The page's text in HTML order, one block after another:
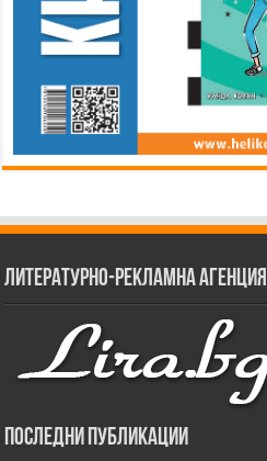
Литературно-рекламна агенция
Последни публикации